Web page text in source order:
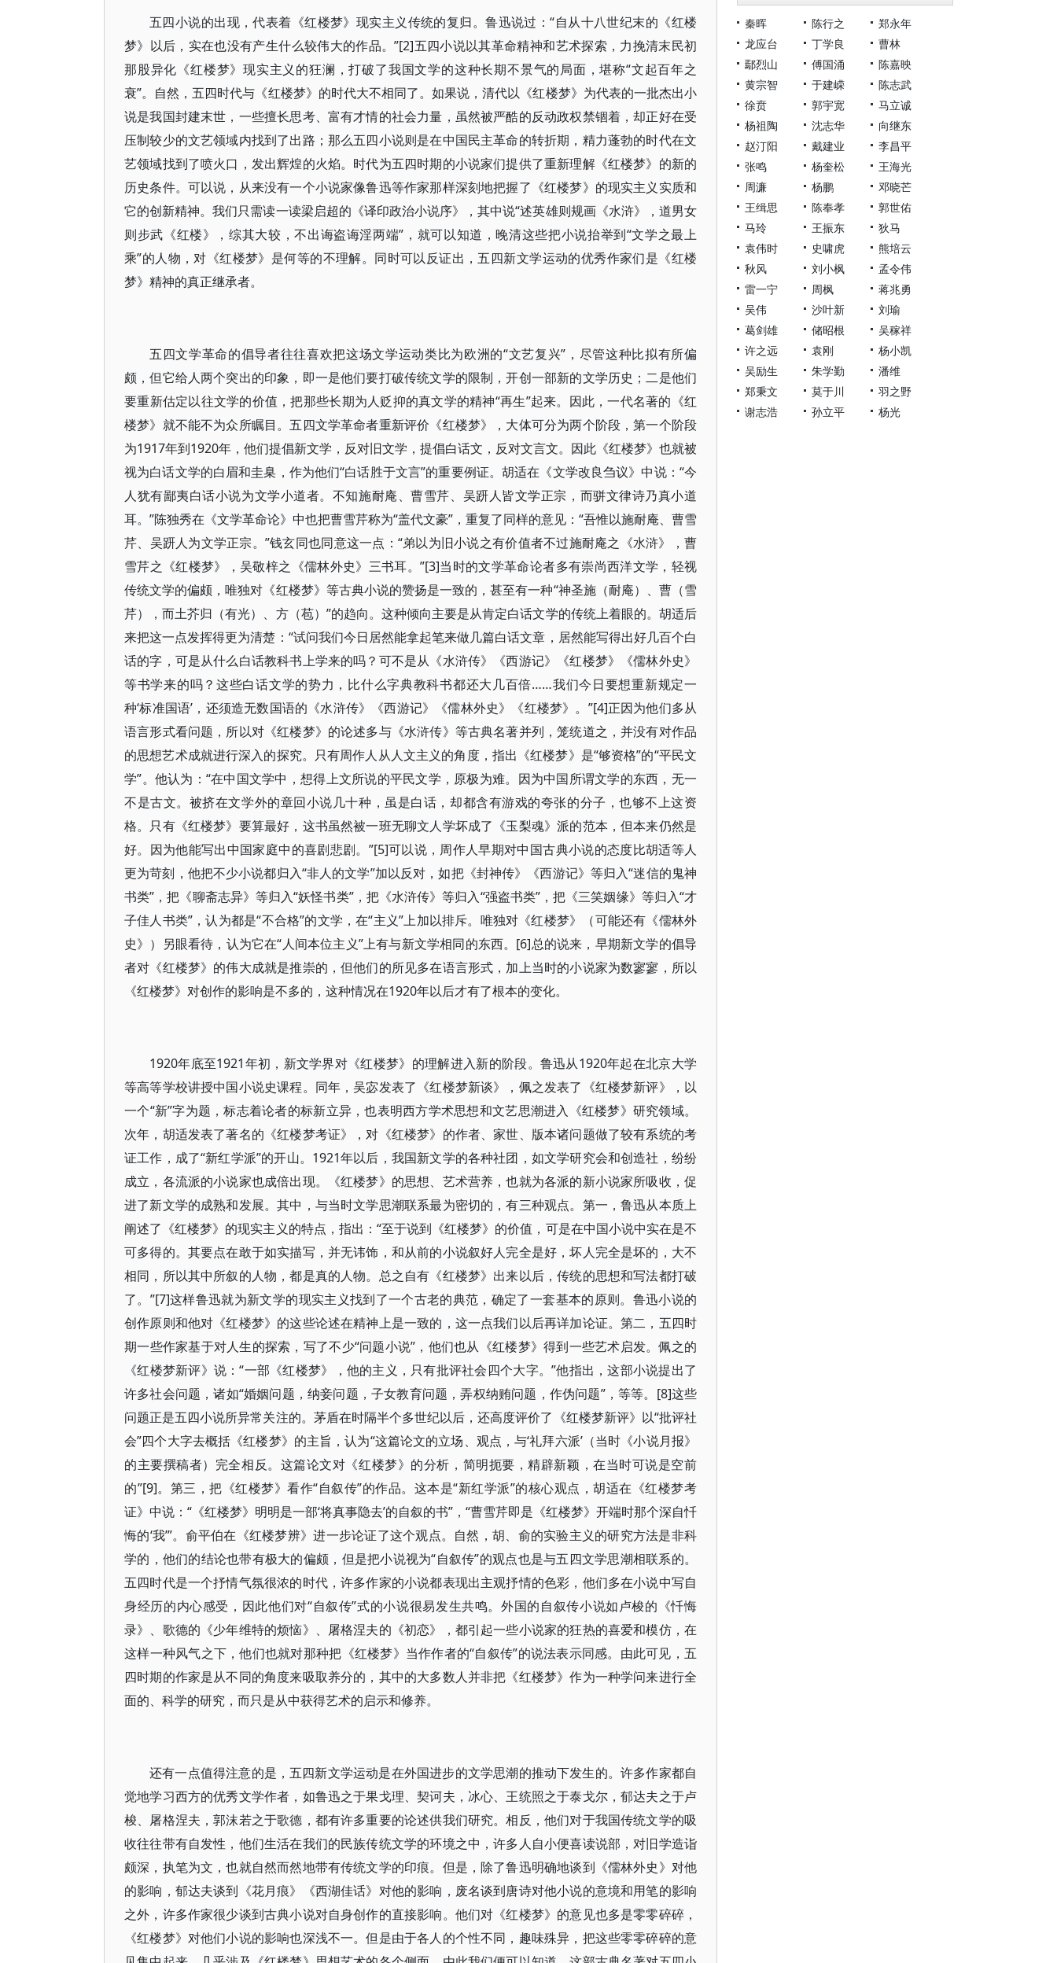
五四小说的出现，代表着《红楼梦》现实主义传统的复归。鲁迅说过：“自从十八世纪末的《红楼
梦》以后，实在也没有产生什么较伟大的作品。”[2]五四小说以其革命精神和艺术探索，力挽清末民初
那股异化《红楼梦》现实主义的狂澜，打破了我国文学的这种长期不景气的局面，堪称“文起百年之
衰”。自然，五四时代与《红楼梦》的时代大不相同了。如果说，清代以《红楼梦》为代表的一批杰出小
说是我国封建末世，一些擅长思考、富有才情的社会力量，虽然被严酷的反动政权禁锢着，却正好在受
压制较少的文艺领域内找到了出路；那么五四小说则是在中国民主革命的转折期，精力蓬勃的时代在文
艺领域找到了喷火口，发出辉煌的火焰。时代为五四时期的小说家们提供了重新理解《红楼梦》的新的
历史条件。可以说，从来没有一个小说家像鲁迅等作家那样深刻地把握了《红楼梦》的现实主义实质和
它的创新精神。我们只需读一读梁启超的《译印政治小说序》，其中说“述英雄则规画《水浒》，道男女
则步武《红楼》，综其大较，不出诲盗诲淫两端”，就可以知道，晚清这些把小说抬举到“文学之最上
乘”的人物，对《红楼梦》是何等的不理解。同时可以反证出，五四新文学运动的优秀作家们是《红楼
梦》精神的真正继承者。
五四文学革命的倡导者往往喜欢把这场文学运动类比为欧洲的“文艺复兴”，尽管这种比拟有所偏
颇，但它给人两个突出的印象，即一是他们要打破传统文学的限制，开创一部新的文学历史；二是他们
要重新估定以往文学的价值，把那些长期为人贬抑的真文学的精神“再生”起来。因此，一代名著的《红
楼梦》就不能不为众所瞩目。五四文学革命者重新评价《红楼梦》，大体可分为两个阶段，第一个阶段
为1917年到1920年，他们提倡新文学，反对旧文学，提倡白话文，反对文言文。因此《红楼梦》也就被
视为白话文学的白眉和圭臬，作为他们“白话胜于文言”的重要例证。胡适在《文学改良刍议》中说：“今
人犹有鄙夷白话小说为文学小道者。不知施耐庵、曹雪芹、吴趼人皆文学正宗，而骈文律诗乃真小道
耳。”陈独秀在《文学革命论》中也把曹雪芹称为“盖代文豪”，重复了同样的意见：“吾惟以施耐庵、曹雪
芹、吴趼人为文学正宗。”钱玄同也同意这一点：“弟以为旧小说之有价值者不过施耐庵之《水浒》，曹
雪芹之《红楼梦》，吴敬梓之《儒林外史》三书耳。”[3]当时的文学革命论者多有崇尚西洋文学，轻视
传统文学的偏颇，唯独对《红楼梦》等古典小说的赞扬是一致的，甚至有一种“神圣施（耐庵）、曹（雪
芹），而土芥归（有光）、方（苞）”的趋向。这种倾向主要是从肯定白话文学的传统上着眼的。胡适后
来把这一点发挥得更为清楚：“试问我们今日居然能拿起笔来做几篇白话文章，居然能写得出好几百个白
话的字，可是从什么白话教科书上学来的吗？可不是从《水浒传》《西游记》《红楼梦》《儒林外史》
等书学来的吗？这些白话文学的势力，比什么字典教科书都还大几百倍……我们今日要想重新规定一
种‘标准国语’，还须造无数国语的《水浒传》《西游记》《儒林外史》《红楼梦》。”[4]正因为他们多从
语言形式看问题，所以对《红楼梦》的论述多与《水浒传》等古典名著并列，笼统道之，并没有对作品
的思想艺术成就进行深入的探究。只有周作人从人文主义的角度，指出《红楼梦》是“够资格”的“平民文
学”。他认为：“在中国文学中，想得上文所说的平民文学，原极为难。因为中国所谓文学的东西，无一
不是古文。被挤在文学外的章回小说几十种，虽是白话，却都含有游戏的夸张的分子，也够不上这资
格。只有《红楼梦》要算最好，这书虽然被一班无聊文人学坏成了《玉梨魂》派的范本，但本来仍然是
好。因为他能写出中国家庭中的喜剧悲剧。”[5]可以说，周作人早期对中国古典小说的态度比胡适等人
更为苛刻，他把不少小说都归入“非人的文学”加以反对，如把《封神传》《西游记》等归入“迷信的鬼神
书类”，把《聊斋志异》等归入“妖怪书类”，把《水浒传》等归入“强盗书类”，把《三笑姻缘》等归入“才
子佳人书类”，认为都是“不合格”的文学，在“主义”上加以排斥。唯独对《红楼梦》（可能还有《儒林外
史》）另眼看待，认为它在“人间本位主义”上有与新文学相同的东西。[6]总的说来，早期新文学的倡导
者对《红楼梦》的伟大成就是推崇的，但他们的所见多在语言形式，加上当时的小说家为数寥寥，所以
《红楼梦》对创作的影响是不多的，这种情况在1920年以后才有了根本的变化。
1920年底至1921年初，新文学界对《红楼梦》的理解进入新的阶段。鲁迅从1920年起在北京大学
等高等学校讲授中国小说史课程。同年，吴宓发表了《红楼梦新谈》，佩之发表了《红楼梦新评》，以
一个“新”字为题，标志着论者的标新立异，也表明西方学术思想和文艺思潮进入《红楼梦》研究领域。
次年，胡适发表了著名的《红楼梦考证》，对《红楼梦》的作者、家世、版本诸问题做了较有系统的考
证工作，成了“新红学派”的开山。1921年以后，我国新文学的各种社团，如文学研究会和创造社，纷纷
成立，各流派的小说家也成倍出现。《红楼梦》的思想、艺术营养，也就为各派的新小说家所吸收，促
进了新文学的成熟和发展。其中，与当时文学思潮联系最为密切的，有三种观点。第一，鲁迅从本质上
阐述了《红楼梦》的现实主义的特点，指出：“至于说到《红楼梦》的价值，可是在中国小说中实在是不
可多得的。其要点在敢于如实描写，并无讳饰，和从前的小说叙好人完全是好，坏人完全是坏的，大不
相同，所以其中所叙的人物，都是真的人物。总之自有《红楼梦》出来以后，传统的思想和写法都打破
了。”[7]这样鲁迅就为新文学的现实主义找到了一个古老的典范，确定了一套基本的原则。鲁迅小说的
创作原则和他对《红楼梦》的这些论述在精神上是一致的，这一点我们以后再详加论证。第二，五四时
期一些作家基于对人生的探索，写了不少“问题小说”，他们也从《红楼梦》得到一些艺术启发。佩之的
《红楼梦新评》说：“一部《红楼梦》，他的主义，只有批评社会四个大字。”他指出，这部小说提出了
许多社会问题，诸如“婚姻问题，纳妾问题，子女教育问题，弄权纳贿问题，作伪问题”，等等。[8]这些
问题正是五四小说所异常关注的。茅盾在时隔半个多世纪以后，还高度评价了《红楼梦新评》以“批评社
会”四个大字去概括《红楼梦》的主旨，认为“这篇论文的立场、观点，与‘礼拜六派’（当时《小说月报》
的主要撰稿者）完全相反。这篇论文对《红楼梦》的分析，简明扼要，精辟新颖，在当时可说是空前
的”[9]。第三，把《红楼梦》看作“自叙传”的作品。这本是“新红学派”的核心观点，胡适在《红楼梦考
证》中说：“《红楼梦》明明是一部‘将真事隐去’的自叙的书”，“曹雪芹即是《红楼梦》开端时那个深自忏
悔的‘我’”。俞平伯在《红楼梦辨》进一步论证了这个观点。自然，胡、俞的实验主义的研究方法是非科
学的，他们的结论也带有极大的偏颇，但是把小说视为“自叙传”的观点也是与五四文学思潮相联系的。
五四时代是一个抒情气氛很浓的时代，许多作家的小说都表现出主观抒情的色彩，他们多在小说中写自
身经历的内心感受，因此他们对“自叙传”式的小说很易发生共鸣。外国的自叙传小说如卢梭的《忏悔
录》、歌德的《少年维特的烦恼》、屠格涅夫的《初恋》，都引起一些小说家的狂热的喜爱和模仿，在
这样一种风气之下，他们也就对那种把《红楼梦》当作作者的“自叙传”的说法表示同感。由此可见，五
四时期的作家是从不同的角度来吸取养分的，其中的大多数人并非把《红楼梦》作为一种学问来进行全
面的、科学的研究，而只是从中获得艺术的启示和修养。
还有一点值得注意的是，五四新文学运动是在外国进步的文学思潮的推动下发生的。许多作家都自
觉地学习西方的优秀文学作者，如鲁迅之于果戈理、契诃夫，冰心、王统照之于泰戈尔，郁达夫之于卢
梭、屠格涅夫，郭沫若之于歌德，都有许多重要的论述供我们研究。相反，他们对于我国传统文学的吸
收往往带有自发性，他们生活在我们的民族传统文学的环境之中，许多人自小便喜读说部，对旧学造诣
颇深，执笔为文，也就自然而然地带有传统文学的印痕。但是，除了鲁迅明确地谈到《儒林外史》对他
的影响，郁达夫谈到《花月痕》《西湖佳话》对他的影响，废名谈到唐诗对他小说的意境和用笔的影响
之外，许多作家很少谈到古典小说对自身创作的直接影响。他们对《红楼梦》的意见也多是零零碎碎，
《红楼梦》对他们小说的影响也深浅不一。但是由于各人的个性不同，趣味殊异，把这些零零碎碎的意
秦晖 陈行之
郑永年
龙应台
丁学良
曹林
鄢烈山
傅国涌
陈嘉映
黄宗智
于建嵘
陈志武
徐贲
郭宇宽
马立诚
杨祖陶
沈志华
向继东
赵汀阳
戴建业
李昌平
张鸣
杨奎松
王海光
周濂
杨鹏
邓晓芒
王缉思
陈奉孝
郭世佑
马玲
王振东
狄马
袁伟时
史啸虎
熊培云
秋风
刘小枫
孟令伟
雷一宁
周枫
蒋兆勇
吴伟
沙叶新
刘瑜
葛剑雄
储昭根
吴稼祥
许之远
袁刚
杨小凯
吴励生
朱学勤
潘维
郑秉文
莫于川
羽之野
谢志浩
孙立平 杨光